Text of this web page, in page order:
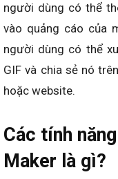
người dùng có thể
vào quảng cáo của
người dùng có thể
GIF và chia sẻ nó
hoặc website.
Các tính
Maker là gì?